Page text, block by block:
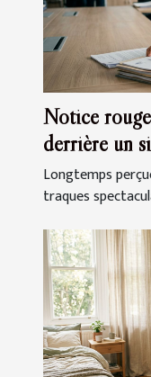
Notice
derrière un
Longtemps
traques